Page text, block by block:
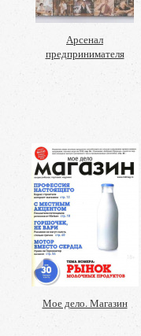
Арсенал
предпринимателя
Мое дело. Магазин